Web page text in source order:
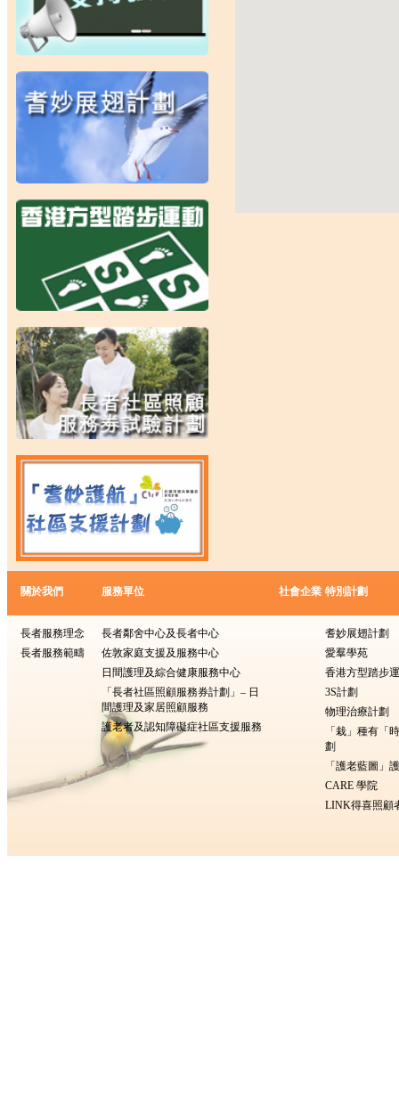
關於我們
長者服務理念
長者服務範疇
服務單位
長者鄰舍中心及長者中心
佐敦家庭支援及服務中心
日間護理及綜合健康服務中心
「長者社區照顧服務券計劃」– 日
間護理及家居照顧服務
護老者及認知障礙症社區支援服務
社會企業 特別計劃
耆妙展翅計劃
愛羣學苑
香港方型踏步
3S計劃
物理治療計劃
「栽」種有
劃
「護老藍圖」
CARE 學院
LINK得喜照顧